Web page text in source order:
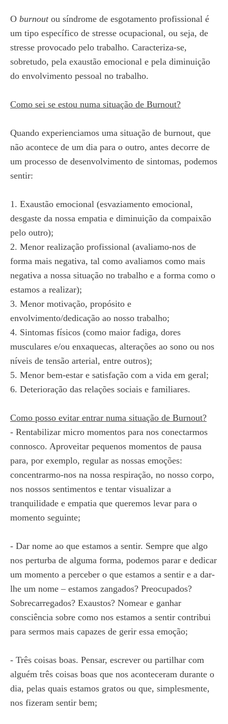
O burnoutou síndrome de esgotamento profissional é
um tipo específico de stresse ocupacional, ou seja, de
stresse provocado pelo trabalho. Caracteriza-se,
sobretudo, pela exaustão emocional e pela diminuição
do envolvimento pessoal no trabalho.
Como sei se estou numa situação de Burnout?
Quando experienciamos uma situação de burnout, que
não acontece de um dia para o outro, antes decorre de
um processo de desenvolvimento de sintomas, podemos
sentir:
1. Exaustão emocional (esvaziamento emocional,
desgaste da nossa empatia e diminuição da compaixão
pelo outro);
2. Menor realização profissional (avaliamo-nos de
forma mais negativa, tal como avaliamos como mais
negativa a nossa situação no trabalho e a forma como o
estamos a realizar);
3. Menor motivação, propósito e
envolvimento/dedicação ao nosso trabalho;
4. Sintomas físicos (como maior fadiga, dores
musculares e/ou enxaquecas, alterações ao sono ou nos
níveis de tensão arterial, entre outros);
5. Menor bem-estar e satisfação com a vida em geral;
6. Deterioração das relações sociais e familiares.
Como posso evitar entrar numa situação de Burnout?
- Rentabilizar micro momentos para nos conectarmos
connosco. Aproveitar pequenos momentos de pausa
para, por exemplo, regular as nossas emoções:
concentrarmo-nos na nossa respiração, no nosso corpo,
nos nossos sentimentos e tentar visualizar a
tranquilidade e empatia que queremos levar para o
momento seguinte;
- Dar nome ao que estamos a sentir. Sempre que algo
nos perturba de alguma forma, podemos parar e dedicar
um momento a perceber o que estamos a sentir e a dar-
lhe um nome – estamos zangados? Preocupados?
Sobrecarregados? Exaustos? Nomear e ganhar
consciência sobre como nos estamos a sentir contribui
para sermos mais capazes de gerir essa emoção;
- Três coisas boas. Pensar, escrever ou partilhar com
alguém três coisas boas que nos aconteceram durante o
dia, pelas quais estamos gratos ou que, simplesmente,
nos fizeram sentir bem;